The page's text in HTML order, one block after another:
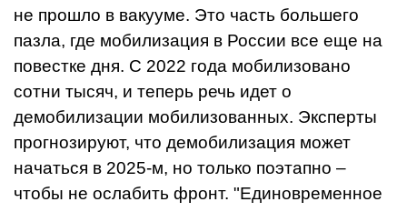
не прошло в вакууме. Это часть большего
пазла, где мобилизация в России все еще на
повестке дня. С 2022 года мобилизовано
сотни тысяч, и теперь речь идет о
демобилизации мобилизованных. Эксперты
прогнозируют, что демобилизация может
начаться в 2025-м, но только поэтапно –
чтобы не ослабить фронт. "Единовременное